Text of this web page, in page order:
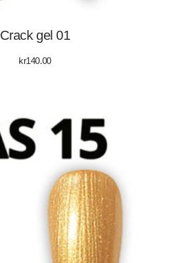
Crack gel 01
kr140.00